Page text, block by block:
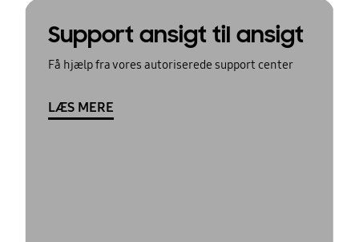
Support ansigt til ansigt
Få hjælp fra vores autoriserede support center
LÆS MERE